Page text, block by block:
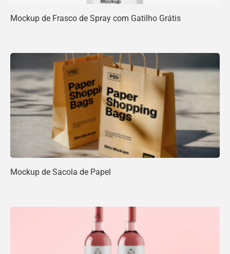
Mockup de Frasco de Spray com Gatilho Grátis
Mockup de Sacola de Papel